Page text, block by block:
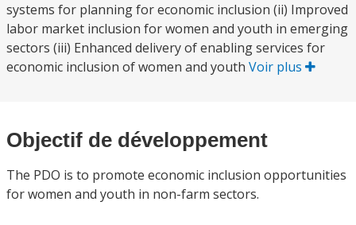
systems for planning for economic inclusion (ii) Improved
labor market inclusion for women and youth in emerging
sectors (iii) Enhanced delivery of enabling services for
economic inclusion of women and youth Voir plus
Objectif de développement
The PDO is to promote economic inclusion opportunities
for women and youth in non-farm sectors.